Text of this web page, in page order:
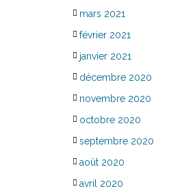
mars 2021
février 2021
janvier 2021
décembre 2020
novembre 2020
octobre 2020
septembre 2020
août 2020
avril 2020